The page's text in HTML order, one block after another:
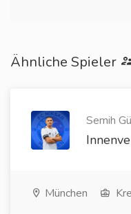
Ähnliche Spieler
Semih
München